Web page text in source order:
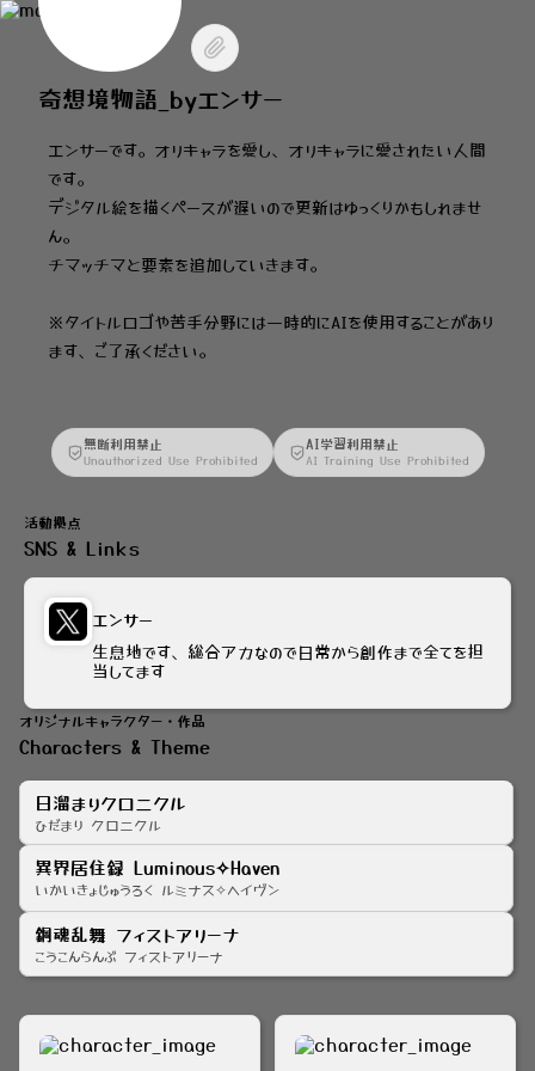
奇想境物語_byエンサー
エンサーです。オリキャラを愛し、オリキャラに愛されたい人間
です。
デジタル絵を描くペースが遅いので更新はゆっくりかもしれませ
ん。
チマッチマと要素を追加していきます。
※タイトルロゴや苦手分野には一時的にAIを使用することがあり
ます、ご了承ください。
無断利用禁止
Unauthorized Use Prohibited
AI学習利用禁止
AI Training Use Prohibited
活動拠点
SNS & Links
エンサー
生息地です、総合アカなので日常から創作まで全てを担
当してます
オリジナルキャラクター・作品
Characters & Theme
日溜まりクロニクル
ひだまり クロニクル
異界居住録 Luminous✧Haven
いかいきょじゅうろく ルミナス✧︎ヘイヴン
鋼魂乱舞 フィストアリーナ
こうこんらんぶ フィストアリーナ